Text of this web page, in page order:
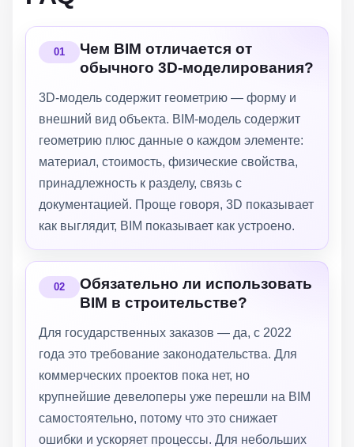
Чем BIM отличается от
обычного 3D-моделирования?
3D-модель содержит геометрию — форму и
внешний вид объекта. BIM-модель содержит
геометрию плюс данные о каждом элементе:
материал, стоимость, физические свойства,
принадлежность к разделу, связь с
документацией. Проще говоря, 3D показывает
как выглядит, BIM показывает как устроено.
Обязательно ли использовать
BIM в строительстве?
Для государственных заказов — да, с 2022
года это требование законодательства. Для
коммерческих проектов пока нет, но
крупнейшие девелоперы уже перешли на BIM
самостоятельно, потому что это снижает
ошибки и ускоряет процессы. Для небольших